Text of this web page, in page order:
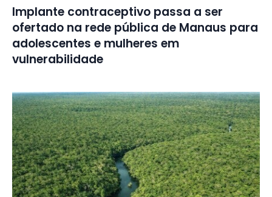
Implante contraceptivo passa a ser
ofertado na rede pública de Manaus para
adolescentes e mulheres em
vulnerabilidade